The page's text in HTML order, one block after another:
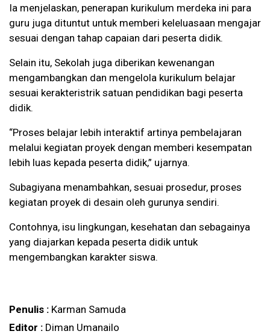
Ia menjelaskan, penerapan kurikulum merdeka ini para
guru juga dituntut untuk memberi keleluasaan mengajar
sesuai dengan tahap capaian dari peserta didik.
Selain itu, Sekolah juga diberikan kewenangan
mengambangkan dan mengelola kurikulum belajar
sesuai kerakteristrik satuan pendidikan bagi peserta
didik.
“Proses belajar lebih interaktif artinya pembelajaran
melalui kegiatan proyek dengan memberi kesempatan
lebih luas kepada peserta didik,” ujarnya.
Subagiyana menambahkan, sesuai prosedur, proses
kegiatan proyek di desain oleh gurunya sendiri.
Contohnya, isu lingkungan, kesehatan dan sebagainya
yang diajarkan kepada peserta didik untuk
mengembangkan karakter siswa.
Penulis : Karman Samuda
Editor : Diman Umanailo